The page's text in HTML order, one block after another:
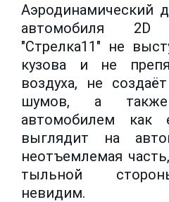
Аэродинамический
автомобиля
"Стрелка11" не
кузова и не
воздуха, не
шумов, а
автомобилем как
выглядит на
неотъемлемая
тыльной
невидим.